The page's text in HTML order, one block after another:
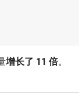
增长了 11 倍。